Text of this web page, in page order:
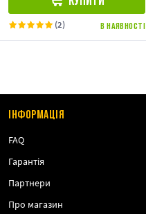
В НАЯВНОСТІ
(2)
ІНФОРМАЦІЯ
FAQ
Гарантія
Партнери
Про магазин